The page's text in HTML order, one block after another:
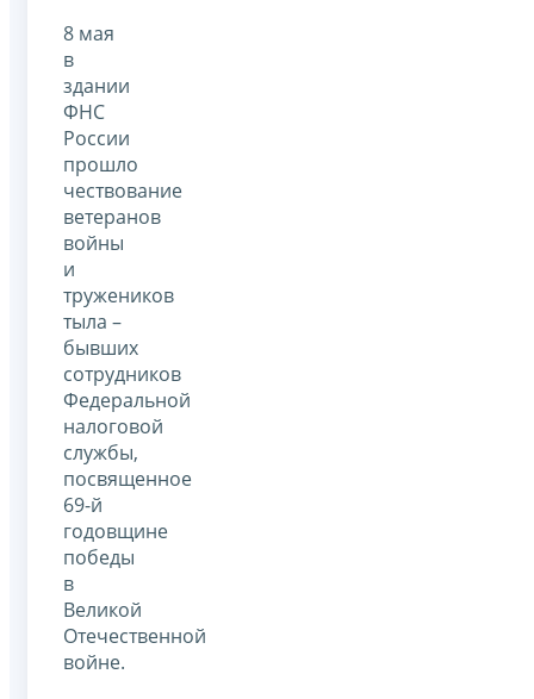
8 мая
в
здании
ФНС
России
прошло
чествование
ветеранов
войны
и
тружеников
тыла –
бывших
сотрудников
Федеральной
налоговой
службы,
посвященное
69-й
годовщине
победы
в
Великой
Отечественной
войне.